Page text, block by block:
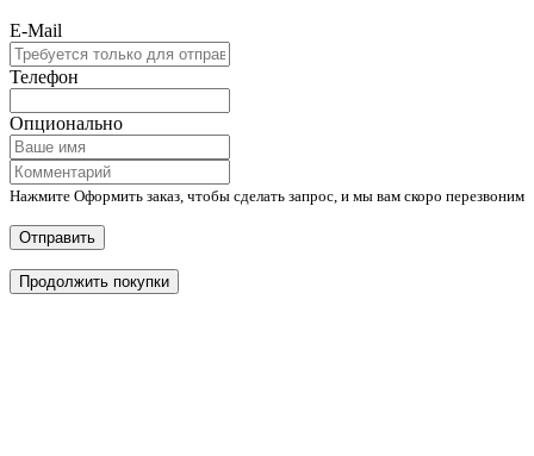
E-Mail
Телефон
Опционально
Нажмите Оформить заказ, чтобы сделать запрос, и мы вам скоро перезвоним
Отправить
Продолжить покупки